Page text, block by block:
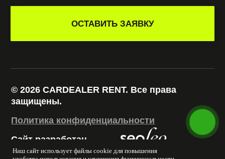
Наш сайт использует файлы cookie для повышения